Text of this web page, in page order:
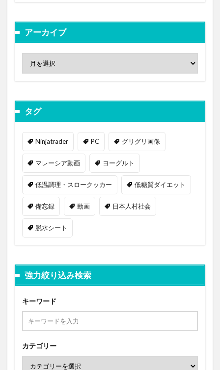
アーカイブ
タグ
Ninjatrader PC グリグリ画像
マレーシア動画 ヨーグルト
低温調理・スロークッカー 低糖質ダイエット
備忘録 動画 日本人村社会
脱水シート
強力絞り込み検索
キーワード
カテゴリー